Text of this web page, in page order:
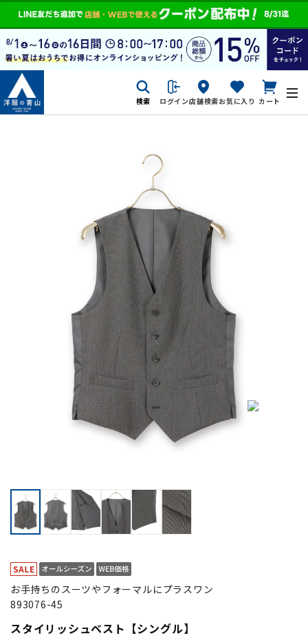
検索 ログイン店舗検索お気に入り カート
お手持ちのスーツやフォーマルにプラスワン
893076-45
スタイリッシュベスト【シングル】